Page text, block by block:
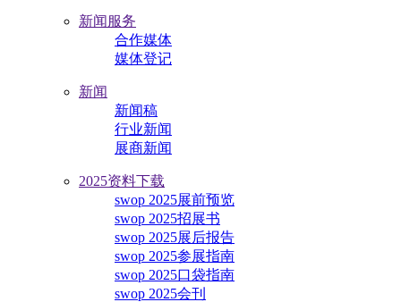
新闻服务
合作媒体
媒体登记
新闻
新闻稿
行业新闻
展商新闻
2025资料下载
swop 2025展前预览
swop 2025招展书
swop 2025展后报告
swop 2025参展指南
swop 2025口袋指南
swop 2025会刊